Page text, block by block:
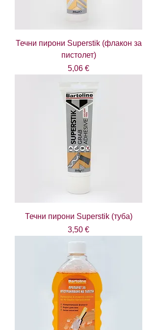
Течни пирони Superstik (флакон за
пистолет)
Цена
5,06 €
Течни пирони Superstik (туба)
Цена
3,50 €